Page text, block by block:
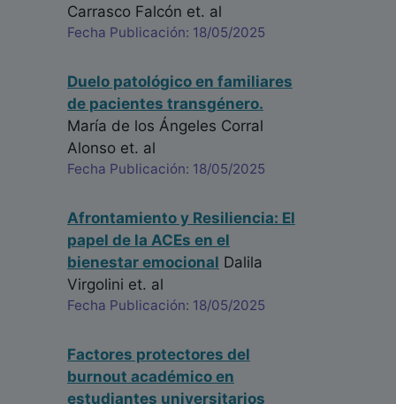
Carrasco Falcón et. al
Fecha Publicación: 18/05/2025
Duelo patológico en familiares
de pacientes transgénero.
María de los Ángeles Corral
Alonso et. al
Fecha Publicación: 18/05/2025
Afrontamiento y Resiliencia: El
papel de la ACEs en el
bienestar emocional Dalila
Virgolini et. al
Fecha Publicación: 18/05/2025
Factores protectores del
burnout académico en
estudiantes universitarios